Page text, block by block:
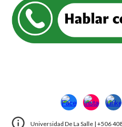
Universidad De La Salle | +506